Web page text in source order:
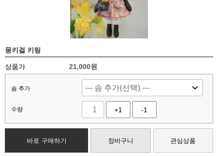
몽키걸 키링
상품가 21,000원
솜 추가
수량 +1 -1
바로 구매하기 장바구니 관심상품